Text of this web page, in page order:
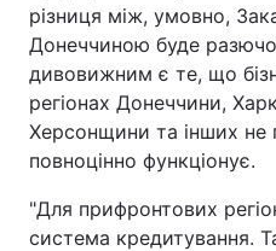
різниця між, умовно,
Донеччиною буде
дивовижним є те, що
регіонах Донеччини,
Херсонщини та інших не
повноцінно функціонує.
"Для прифронтових
система кредитування.